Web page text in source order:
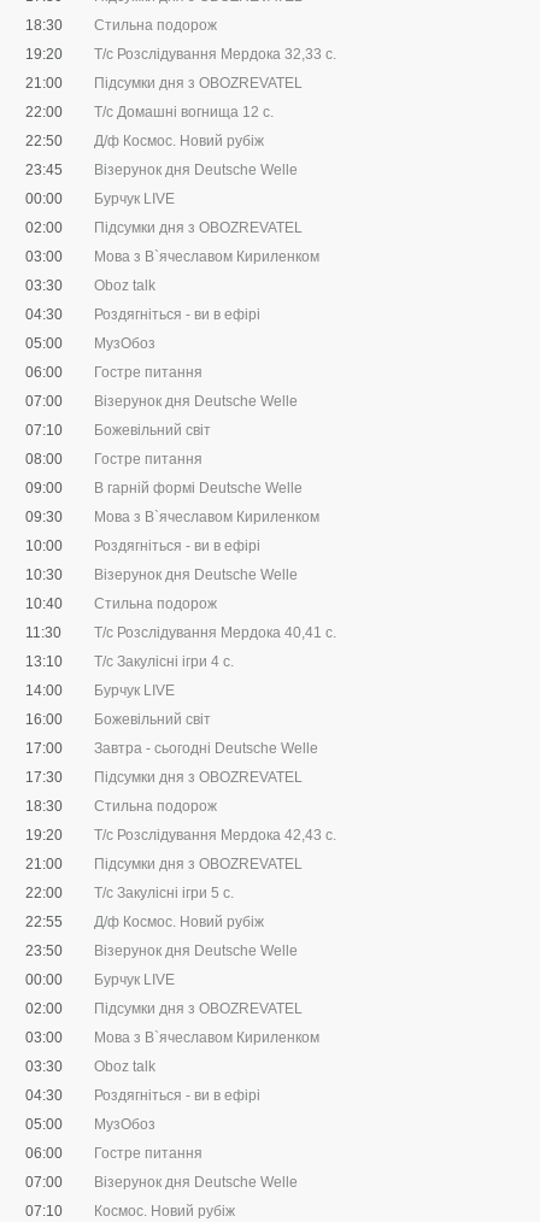
18:30
Стильна подорож
19:20
Т/с Розслідування Мердока 32,33 c.
21:00
Підсумки дня з OBOZREVATEL
22:00
Т/с Домашні вогнища 12 с.
22:50
Д/ф Космос. Новий рубіж
23:45
Візерунок дня Deutsche Welle
00:00
Бурчук LIVE
02:00
Підсумки дня з OBOZREVATEL
03:00
Мова з В`ячеславом Кириленком
03:30
Oboz talk
04:30
Роздягніться - ви в ефірі
05:00
МузОбоз
06:00
Гостре питання
07:00
Візерунок дня Deutsche Welle
07:10
Божевільний світ
08:00
Гостре питання
09:00
В гарній формі Deutsche Welle
09:30
Мова з В`ячеславом Кириленком
10:00
Роздягніться - ви в ефірі
10:30
Візерунок дня Deutsche Welle
10:40
Стильна подорож
11:30
Т/с Розслідування Мердока 40,41 c.
13:10
Т/с Закулісні ігри 4 с.
14:00
Бурчук LIVE
16:00
Божевільний світ
17:00
Завтра - сьогодні Deutsche Welle
17:30
Підсумки дня з OBOZREVATEL
18:30
Стильна подорож
19:20
Т/с Розслідування Мердока 42,43 c.
21:00
Підсумки дня з OBOZREVATEL
22:00
Т/с Закулісні ігри 5 с.
22:55
Д/ф Космос. Новий рубіж
23:50
Візерунок дня Deutsche Welle
00:00
Бурчук LIVE
02:00
Підсумки дня з OBOZREVATEL
03:00
Мова з В`ячеславом Кириленком
03:30
Oboz talk
04:30
Роздягніться - ви в ефірі
05:00
МузОбоз
06:00
Гостре питання
07:00
Візерунок дня Deutsche Welle
07:10
Космос. Новий рубіж